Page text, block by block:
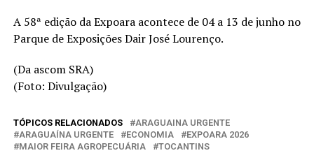
A 58ª edição da Expoara acontece de 04 a 13 de junho no
Parque de Exposições Dair José Lourenço.
(Da ascom SRA)
(Foto: Divulgação)
TÓPICOS RELACIONADOS
ARAGUAINA URGENTE
ARAGUAÍNA URGENTE
ECONOMIA
EXPOARA 2026
MAIOR FEIRA AGROPECUÁRIA
TOCANTINS